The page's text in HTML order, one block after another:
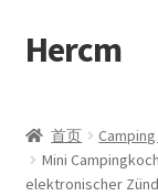
Skip
to
Skip
to
Hercm
Blog
首页
Mini
elektronischer